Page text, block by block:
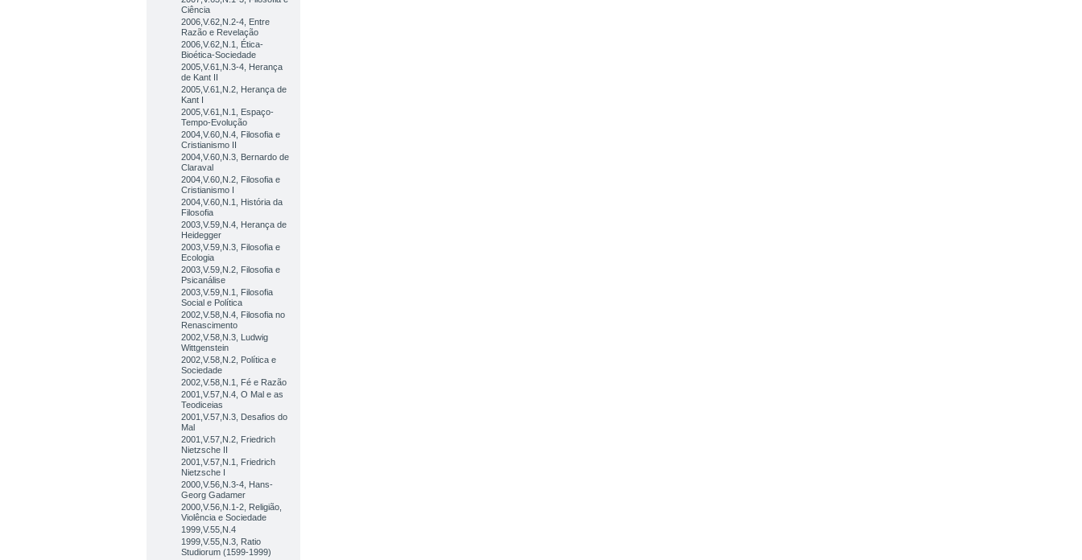
Ciência
2006,V.62,N.2-4, Entre
Razão e Revelação
2006,V.62,N.1, Ética-
Bioética-Sociedade
2005,V.61,N.3-4, Herança
de Kant II
2005,V.61,N.2, Herança de
Kant I
2005,V.61,N.1, Espaço-
Tempo-Evolução
2004,V.60,N.4, Filosofia e
Cristianismo II
2004,V.60,N.3, Bernardo de
Claraval
2004,V.60,N.2, Filosofia e
Cristianismo I
2004,V.60,N.1, História da
Filosofia
2003,V.59,N.4, Herança de
Heidegger
2003,V.59,N.3, Filosofia e
Ecologia
2003,V.59,N.2, Filosofia e
Psicanálise
2003,V.59,N.1, Filosofia
Social e Política
2002,V.58,N.4, Filosofia no
Renascimento
2002,V.58,N.3, Ludwig
Wittgenstein
2002,V.58,N.2, Política e
Sociedade
2002,V.58,N.1, Fé e Razão
2001,V.57,N.4, O Mal e as
Teodiceias
2001,V.57,N.3, Desafios do
Mal
2001,V.57,N.2, Friedrich
Nietzsche II
2001,V.57,N.1, Friedrich
Nietzsche I
2000,V.56,N.3-4, Hans-
Georg Gadamer
2000,V.56,N.1-2, Religião,
Violência e Sociedade
1999,V.55,N.4
1999,V.55,N.3, Ratio
Studiorum (1599-1999)